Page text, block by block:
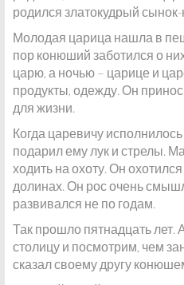
родился златокудрый
Молодая царица нашла в
пор конюший заботился о
царю, а ночью – царице и
продукты, одежду. Он
для жизни.
Когда царевичу
подарил ему лук и стрелы.
ходить на охоту. Он
долинах. Он рос очень
развивался не по годам.
Так прошло пятнадцать
столицу и посмотрим, чем
сказал своему другу